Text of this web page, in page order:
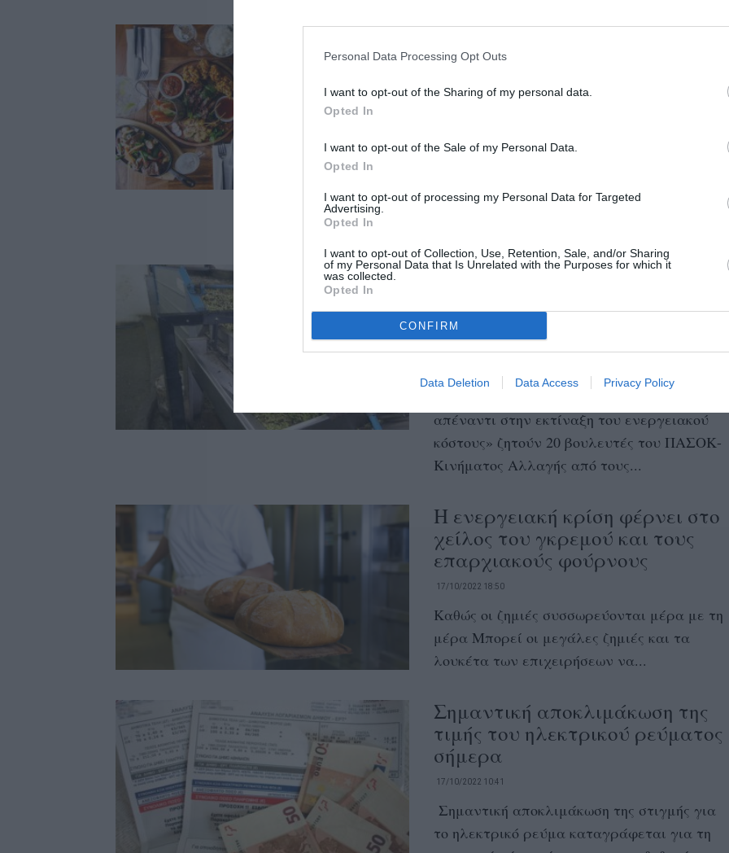
Personal Data Processing Opt Outs
I want to opt-out of the Sharing of my personal data.
Opted In
I want to opt-out of the Sale of my Personal Data.
Opted In
I want to opt-out of processing my Personal Data for Targeted
Advertising.
Opted In
I want to opt-out of Collection, Use, Retention, Sale, and/or Sharing
of my Personal Data that Is Unrelated with the Purposes for which it
was collected.
Opted In
CONFIRM
Data Deletion Data Access Privacy Policy
Ένα ευρώ κατά κεφαλή
επιπλέον χρέωση από αλυσίδα
οι λογαριασμοί ενέργειας
Ένας Βέλγος ιδιοκτήτης αλυσίδας
πληρώσουν 1 ευρώ κατά κεφαλή για το
Βουλευτές ΠΑΣΟΚ-ΚΙΝΑΛ:
ελαιοτριβείων λόγω εκτίναξης
του ενεργειακού κόστους
απέναντι στην εκτίναξη του ενεργειακού
κόστους» ζητούν 20 βουλευτές του ΠΑΣΟΚ-
Κινήματος Αλλαγής από τους...
Η ενεργειακή κρίση φέρνει στο
χείλος του γκρεμού και τους
επαρχιακούς φούρνους
17/10/2022 18:50
Καθώς οι ζημιές συσσωρεύονται μέρα με τη
μέρα Μπορεί οι μεγάλες ζημιές και τα
λουκέτα των επιχειρήσεων να...
Σημαντική αποκλιμάκωση της
τιμής του ηλεκτρικού ρεύματος
σήμερα
17/10/2022 10:41
Σημαντική αποκλιμάκωση της στιγμής για
το ηλεκτρικό ρεύμα καταγράφεται για τη